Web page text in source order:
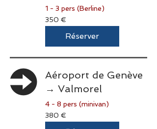
1 - 3 pers (Berline)
350
euros
350 €
Réserver
Aéroport de Genève
→ Valmorel
4 - 8 pers (minivan)
380
euros
380 €